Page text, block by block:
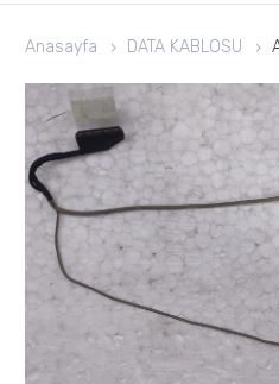
Anasayfa DATA KABLOSU